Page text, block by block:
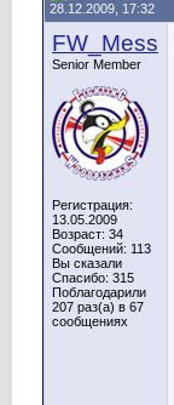
28.12.2009, 17:32
FW_Mess
Senior Member
Регистрация:
13.05.2009
Возраст: 34
Сообщений: 113
Вы сказали
Спасибо: 315
Поблагодарили
207 раз(а) в 67
сообщениях